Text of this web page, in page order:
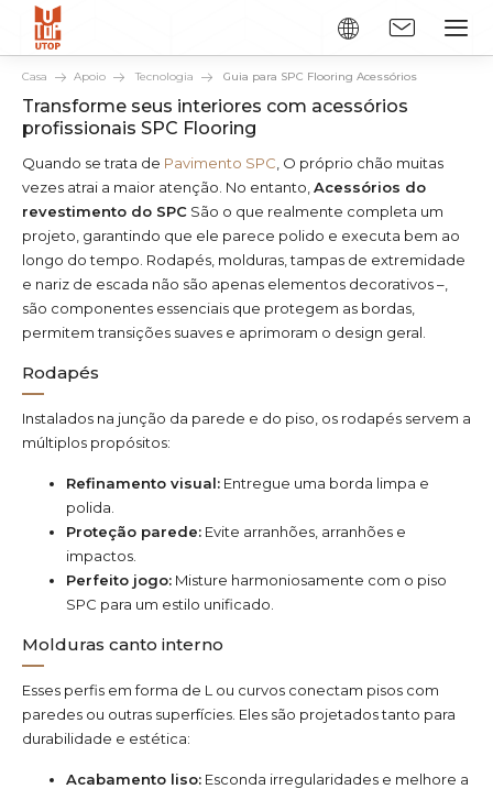
Casa Apoio Tecnologia Guia para SPC Flooring Acessórios
Transforme seus interiores com acessórios
profissionais SPC Flooring
Quando se trata de Pavimento SPC , O próprio chão muitas
vezes atrai a maior atenção. No entanto, Acessórios do
revestimento do SPC São o que realmente completa um
projeto, garantindo que ele parece polido e executa bem ao
longo do tempo. Rodapés, molduras, tampas de extremidade
e nariz de escada não são apenas elementos decorativos –,
são componentes essenciais que protegem as bordas,
permitem transições suaves e aprimoram o design geral.
Rodapés
Instalados na junção da parede e do piso, os rodapés servem a
múltiplos propósitos:
Refinamento visual: Entregue uma borda limpa e
polida.
Proteção parede: Evite arranhões, arranhões e
impactos.
Perfeito jogo: Misture harmoniosamente com o piso
SPC para um estilo unificado.
Molduras canto interno
Esses perfis em forma de L ou curvos conectam pisos com
paredes ou outras superfícies. Eles são projetados tanto para
durabilidade e estética:
Acabamento liso: Esconda irregularidades e melhore a